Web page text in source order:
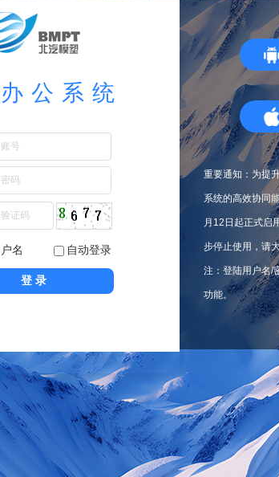
公系统
名 自动登录
重要通知：为提
系统的高效协同
月12日起正式启
步停止使用，请
注：登陆用户名/
功能。